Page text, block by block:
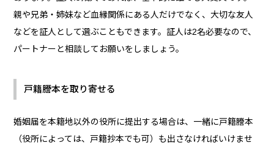
親や兄弟・姉妹など血縁関係にある人だけでなく、大切な友人
などを証人として選ぶこともできます。証人は2名必要なので、
パートナーと相談してお願いをしましょう。
戸籍謄本を取り寄せる
婚姻届を本籍地以外の役所に提出する場合は、一緒に戸籍謄本
（役所によっては、戸籍抄本でも可）も出さなければいけませ